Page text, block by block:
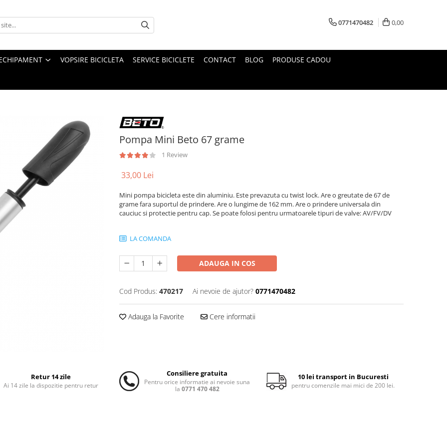
0771470482 0,00
VOPSIRE BICICLETA SERVICE BICICLETE CONTACT BLOG PRODUSE CADOU
Pompa Mini Beto 67 grame
1 Review
33,00 Lei
Mini pompa bicicleta este din aluminiu. Este prevazuta cu twist lock. Are o greutate de 67 de
grame fara suportul de prindere. Are o lungime de 162 mm. Are o prindere universala din
cauciuc si protectie pentru cap. Se poate folosi pentru urmatoarele tipuri de valve: AV/FV/DV
LA COMANDA
ADAUGA IN COS
Cod Produs: 470217 Ai nevoie de ajutor? 0771470482
Adauga la Favorite Cere informatii
Retur 14 zile
Ai 14 zile la dispozitie pentru retur
Consiliere gratuita
Pentru orice informatie ai nevoie suna
la 0771 470 482
10 lei transport in Bucuresti
pentru comenzile mai mici de 200 lei.